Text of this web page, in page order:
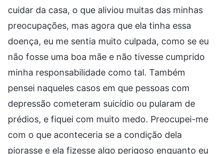
cuidar da casa, o que aliviou muitas das minhas
preocupações, mas agora que ela tinha essa
doença, eu me sentia muito culpada, como se eu
não fosse uma boa mãe e não tivesse cumprido
minha responsabilidade como tal. Também
pensei naqueles casos em que pessoas com
depressão cometeram suicídio ou pularam de
prédios, e fiquei com muito medo. Preocupei-me
com o que aconteceria se a condição dela
piorasse e ela fizesse algo perigoso enquanto eu